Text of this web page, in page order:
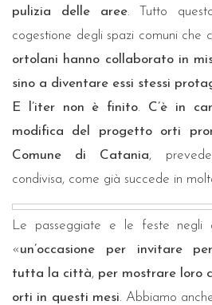
pulizia delle aree. Tutto
cogestione degli spazi comuni che
ortolani hanno collaborato in
sino a diventare essi stessi
E l’iter non è finito. C’è in
modifica del progetto orti
Comune di Catania,
condivisa, come già succede in
Le passeggiate e le feste negli
«un’occasione per invitare
tutta la città, per mostrare loro
orti in questi mesi. Abbiamo